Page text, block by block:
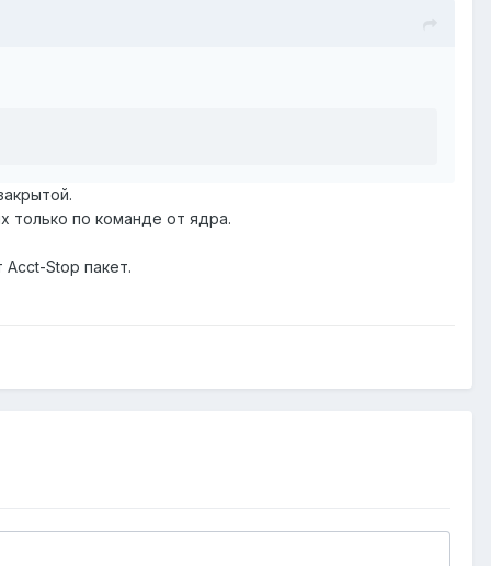
только по команде от ядра.
Stop пакет.